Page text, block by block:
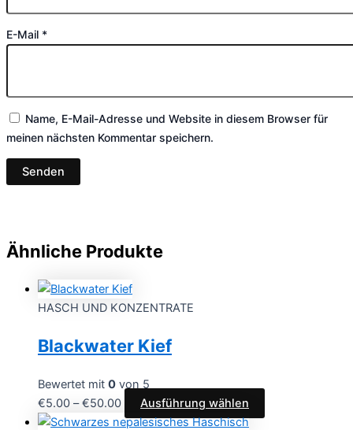
E-Mail *
Name, E-Mail-Adresse und Website in diesem Browser für
meinen nächsten Kommentar speichern.
Ähnliche Produkte
HASCH UND KONZENTRATE
Blackwater Kief
Bewertet mit 0 von 5
€5.00 –€50.00 Ausführung wählen